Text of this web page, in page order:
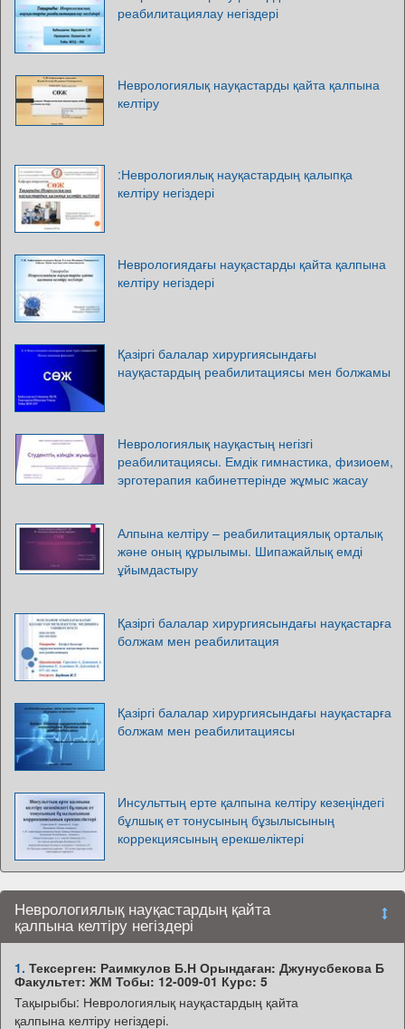
реабилитациялау негіздері
Неврологиялық науқастарды қайта қалпына
келтіру
:Неврологиялық науқастардың қалыпқа
келтіру негіздері
Неврологиядағы науқастарды қайта қалпына
келтіру негіздері
Қазіргі балалар хирургиясындағы
науқастардың реабилитациясы мен болжамы
Неврологиялық науқастың негізгі
реабилитациясы. Емдік гимнастика, физиоем,
эрготерапия кабинеттерінде жұмыс жасау
Алпына келтіру – реабилитациялық орталық
және оның құрылымы. Шипажайлық емді
ұйымдастыру
Қазіргі балалар хирургиясындағы науқастарға
болжам мен реабилитация
Қазіргі балалар хирургиясындағы науқастарға
болжам мен реабилитациясы
Инсульттың ерте қалпына келтіру кезеңіндегі
бұлшық ет тонусының бұзылысының
коррекциясының ерекшеліктері
Неврологиялық науқастардың қайта
қалпына келтіру негіздері
1. Тексерген: Раимкулов Б.Н Орындаған: Джунусбекова Б
Факультет: ЖМ Тобы: 12-009-01 Курс: 5
Тақырыбы: Неврологиялық науқастардың қайта
қалпына келтіру негіздері.